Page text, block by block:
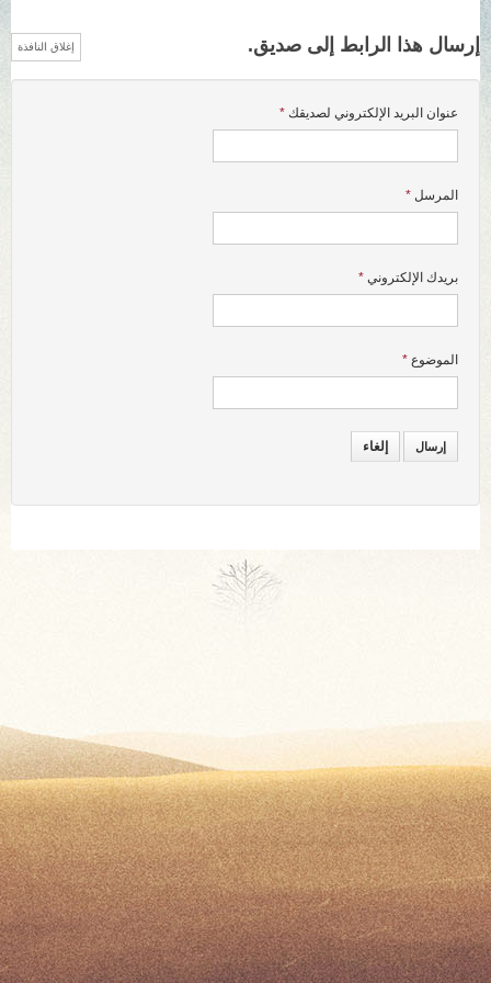
إرسال هذا الرابط إلى صديق. إغلاق النافذة
عنوان البريد الإلكتروني لصديقك *
المرسل *
بريدك الإلكتروني *
الموضوع *
إرسال إلغاء